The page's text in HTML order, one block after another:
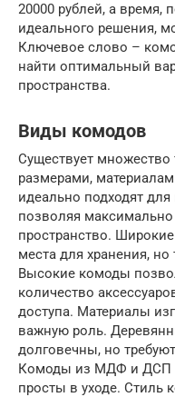
20000 рублей, а время,
идеального решения,
Ключевое слово –
найти оптимальный
пространства.
Виды комодов
Существует
размерами,
идеально подходят
позволяя
пространство.
места для хранения,
Высокие комоды
количество
доступа. Материалы
важную роль.
долговечны, но
Комоды из МДФ и ДСП
просты в уходе. Стиль